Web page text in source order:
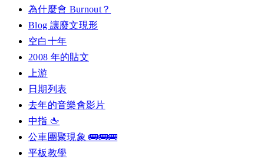
為什麼會 Burnout？
Blog 讓廢文現形
空白十年
2008 年的貼文
上游
日期列表
去年的音樂會影片
中指 🖕
公車團聚現象 🚌🚌🚌
平板教學